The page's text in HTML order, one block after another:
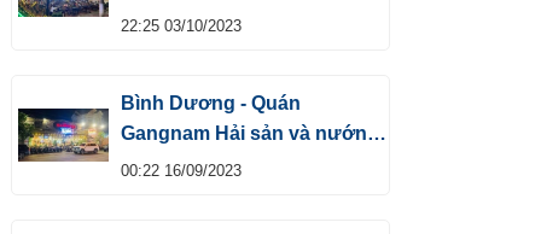
22:25 03/10/2023
Bình Dương - Quán
Gangnam Hải sản và nướng
hấp dẫn
00:22 16/09/2023